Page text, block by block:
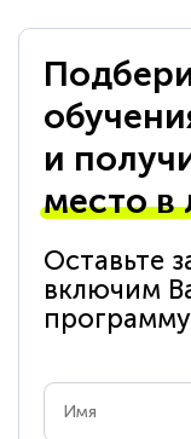
и
место в
Оставьте
включим
программу